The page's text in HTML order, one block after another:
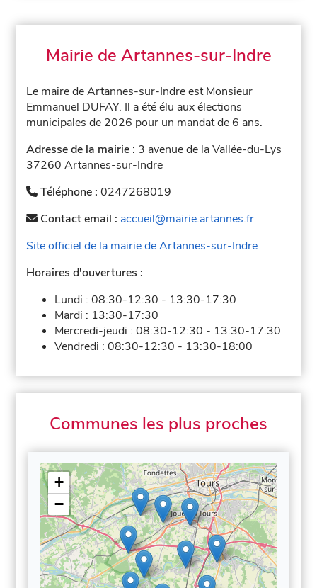
Mairie de Artannes-sur-Indre
Le maire de Artannes-sur-Indre est Monsieur
Emmanuel DUFAY. Il a été élu aux élections
municipales de 2026 pour un mandat de 6 ans.
Adresse de la mairie : 3 avenue de la Vallée-du-Lys
37260 Artannes-sur-Indre
Téléphone :0247268019
Contact email : accueil@mairie.artannes.fr
Site officiel de la mairie de Artannes-sur-Indre
Horaires d'ouvertures :
Lundi :08:30-12:30 - 13:30-17:30
Mardi : 13:30-17:30
Mercredi-jeudi :08:30-12:30 - 13:30-17:30
Vendredi :08:30-12:30 - 13:30-18:00
Communes les plus proches
+
−